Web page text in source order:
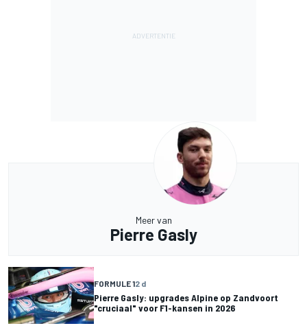
Meer van
Pierre Gasly
FORMULE 12 d
Pierre Gasly: upgrades Alpine op Zandvoort
"cruciaal" voor F1-kansen in 2026